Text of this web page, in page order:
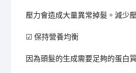
壓力會造成大量異常掉髮。減少
☑ 保持營養均衡
因為頭髮的生成需要足夠的蛋白